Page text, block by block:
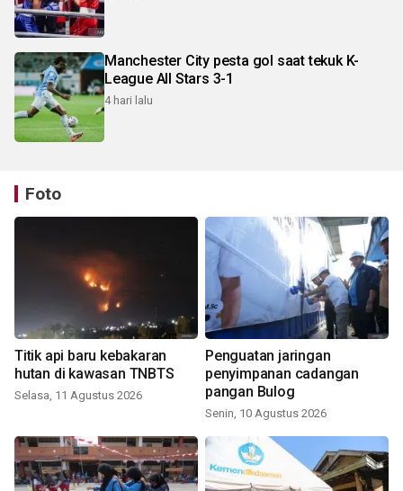
Manchester City pesta gol saat tekuk K-
League All Stars 3-1
4 hari lalu
Foto
Titik api baru kebakaran
hutan di kawasan TNBTS
Selasa, 11 Agustus 2026
Penguatan jaringan
penyimpanan cadangan
pangan Bulog
Senin, 10 Agustus 2026